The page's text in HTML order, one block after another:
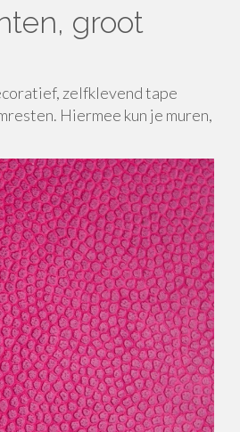
groot
zelfklevend tape
Hiermee kun je muren,